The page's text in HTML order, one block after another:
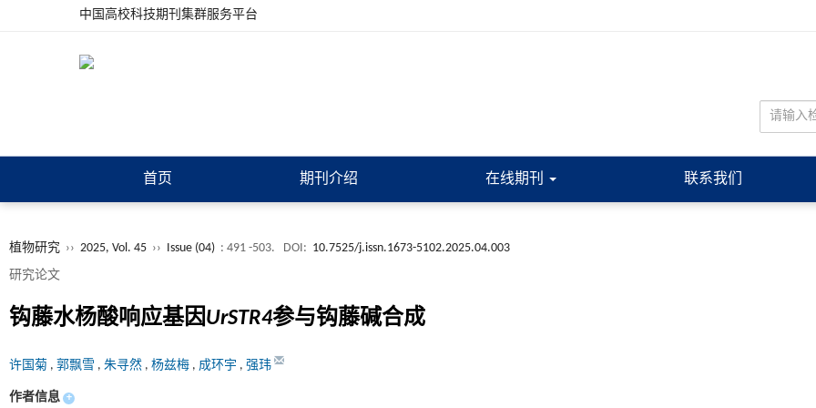
中国高校科技期刊集群服务平台
首页 期刊介绍 在线期刊 联系我们
植物研究 ›› 2025, Vol. 45 ›› Issue (04) : 491 -503. DOI: 10.7525/j.issn.1673-5102.2025.04.003
研究论文
钩藤水杨酸响应基因UrSTR4参与钩藤碱合成
许国菊 , 郭飘雪 , 朱寻然 , 杨兹梅 , 成环宇 , 强玮
作者信息 +